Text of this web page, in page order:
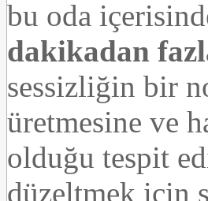
bu oda
dakikadan
sessizliğin bir
üretmesine ve
olduğu tespit
düzeltmek için